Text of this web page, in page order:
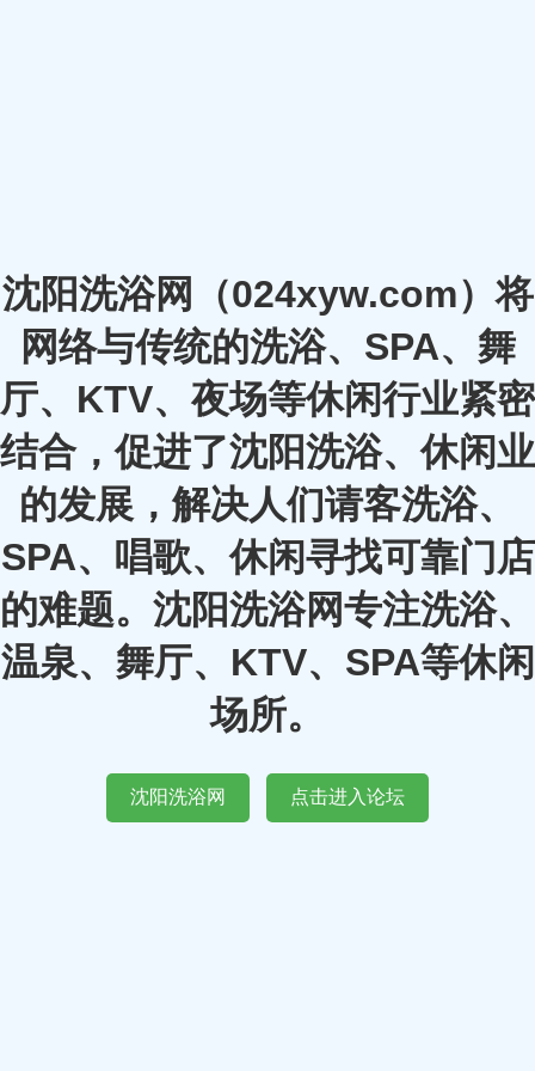
沈阳洗浴网（024xyw.com）将
网络与传统的洗浴、SPA、舞
厅、KTV、夜场等休闲行业紧密
结合，促进了沈阳洗浴、休闲业
的发展，解决人们请客洗浴、
SPA、唱歌、休闲寻找可靠门店
的难题。沈阳洗浴网专注洗浴、
温泉、舞厅、KTV、SPA等休闲
场所。
沈阳洗浴网 点击进入论坛